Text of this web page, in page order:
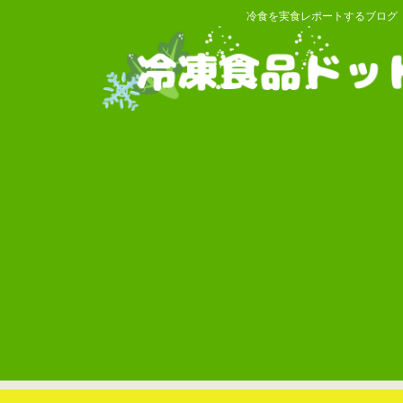
冷食を実食レポートするブログ